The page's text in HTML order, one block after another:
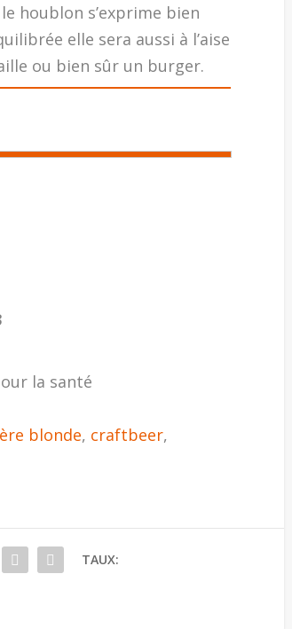
houblon s’exprime bien
elle sera aussi à l’aise
ou bien sûr un burger.
la santé
blonde, craftbeer,
TAUX: